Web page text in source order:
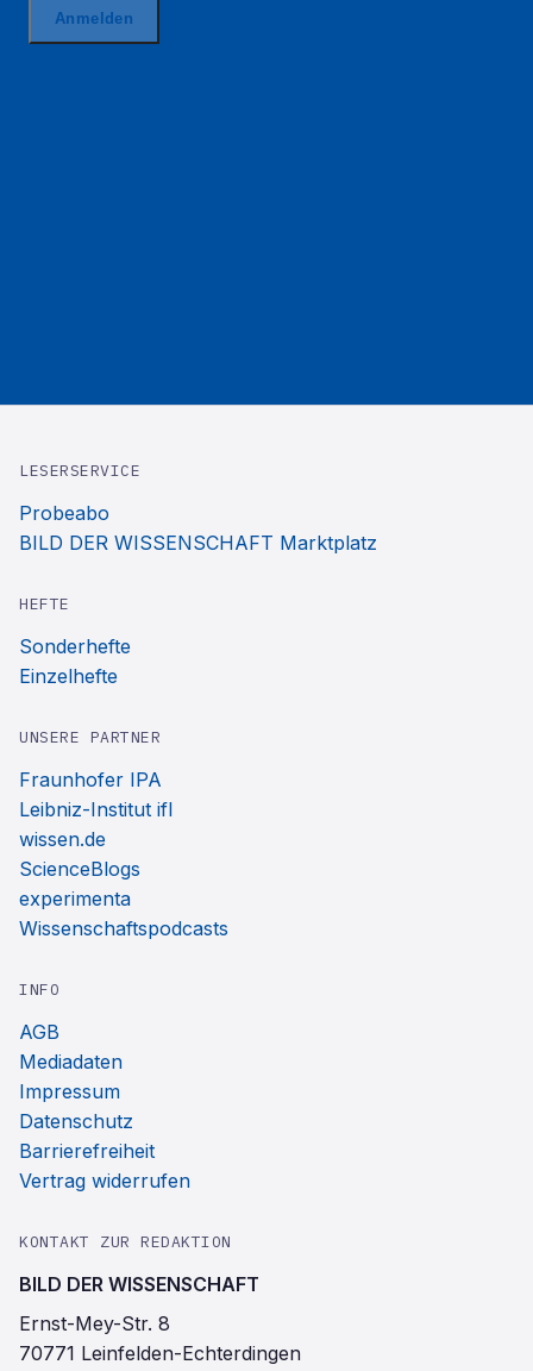
LESERSERVICE
Probeabo
BILD DER WISSENSCHAFT Marktplatz
HEFTE
Sonderhefte
Einzelhefte
UNSERE PARTNER
Fraunhofer IPA
Leibniz-Institut ifl
wissen.de
ScienceBlogs
experimenta
Wissenschaftspodcasts
INFO
AGB
Mediadaten
Impressum
Datenschutz
Barrierefreiheit
Vertrag widerrufen
KONTAKT ZUR REDAKTION
BILD DER WISSENSCHAFT
Ernst-Mey-Str. 8
70771 Leinfelden-Echterdingen